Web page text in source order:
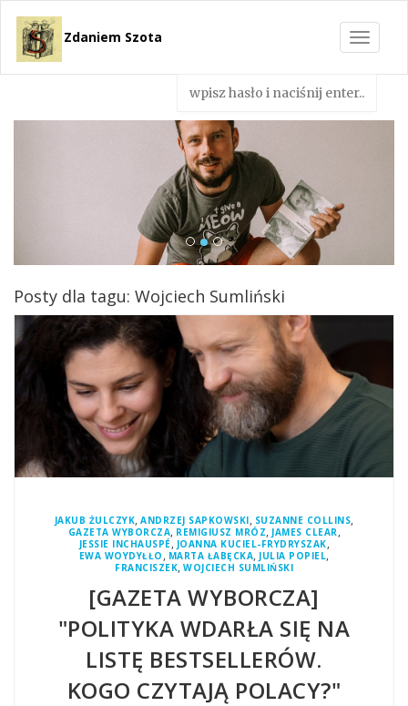
Toggle
Zdaniem Szota
Posty dla tagu: Wojciech Sumliński
JAKUB ŻULCZYK,ANDRZEJ SAPKOWSKI, SUZANNE COLLINS,
GAZETA WYBORCZA, REMIGIUSZ MRÓZ, JAMES CLEAR ,
JESSIE INCHAUSPÉ, JOANNA KUCIEL-FRYDRYSZAK,
EWA WOYDYŁŁO , MARTA ŁABĘCKA, JULIA POPIEL,
FRANCISZEK, WOJCIECH SUMLIŃSKI
[GAZETA WYBORCZA]
"POLITYKA WDARŁA SIĘ NA
LISTĘ BESTSELLERÓW.
KOGO CZYTAJĄ POLACY?"